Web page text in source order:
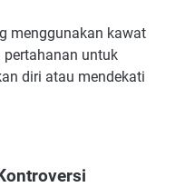
menggunakan kawat
untuk
diri atau mendekati